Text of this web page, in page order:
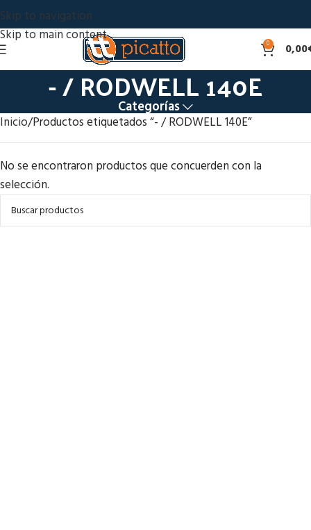
Skip to navigation
Skip to main content
0 0,00
- / RODWELL 140E
Categorías
Inicio Productos etiquetados “- / RODWELL 140E”
No se encontraron productos que concuerden con la
selección.